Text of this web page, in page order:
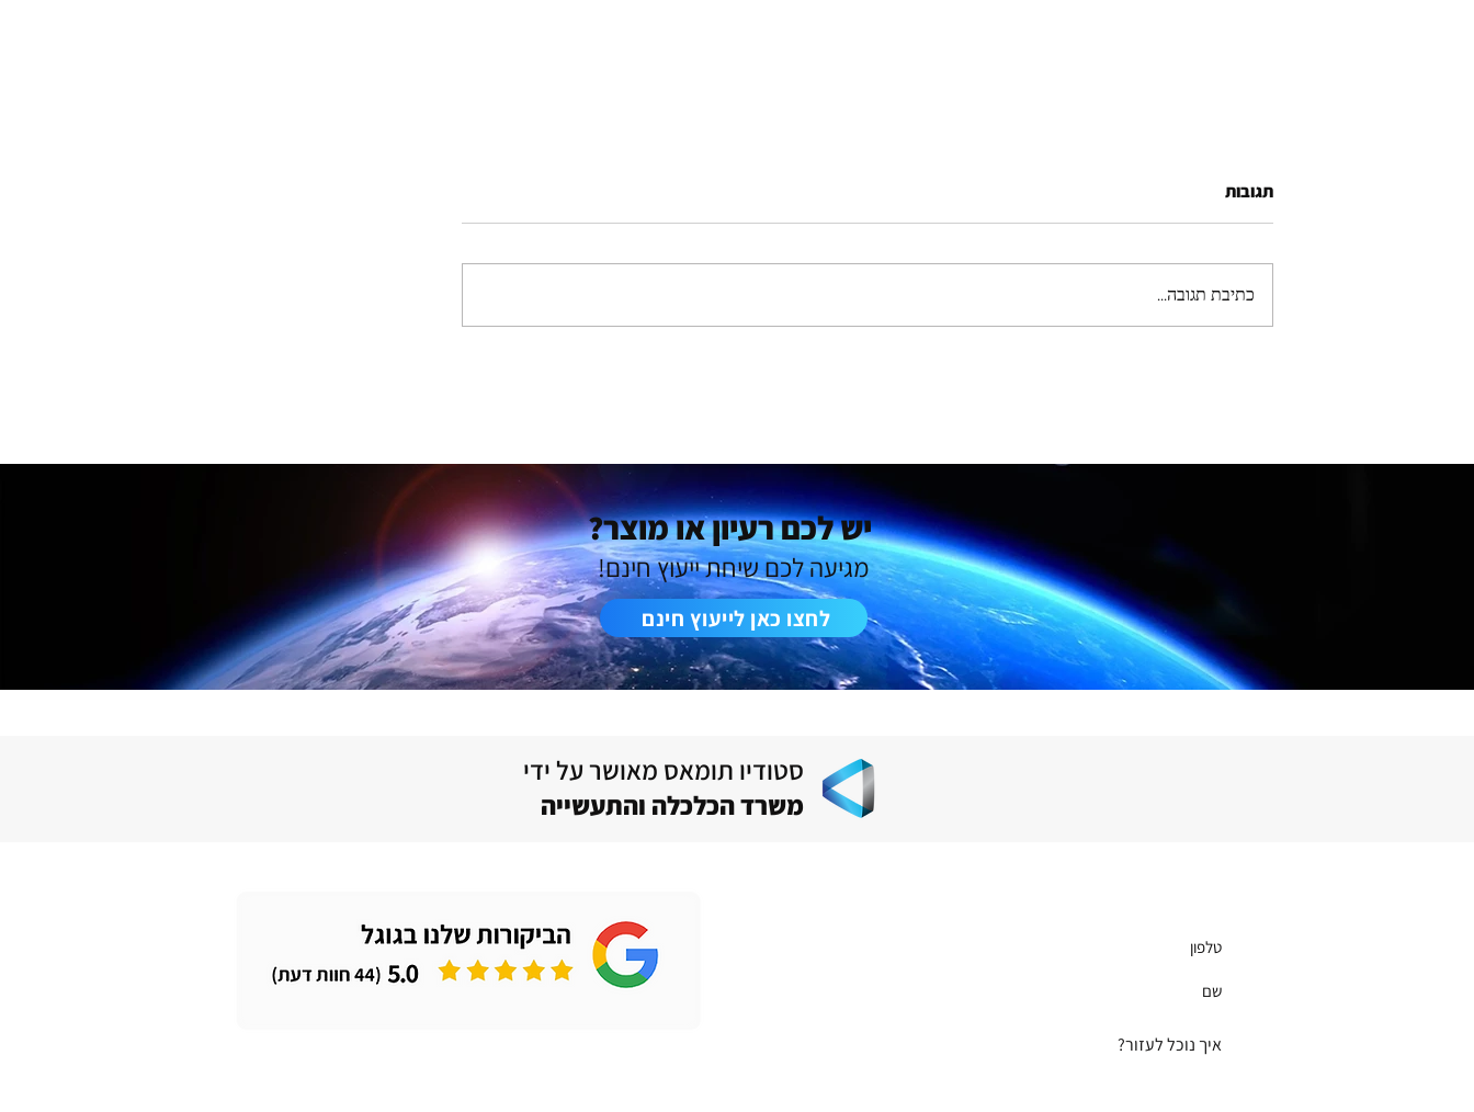
תגובות
כתיבת תגובה...
יש לכם רעיון או מוצר?
מגיעה לכם שיחת ייעוץ חינם!
לחצו כאן לייעוץ חינם
סטודיו תומאס מאושר על ידי
משרד הכלכלה והתעשייה